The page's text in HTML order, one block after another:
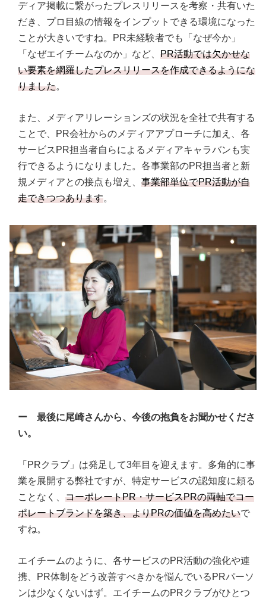
ディア掲載に繋がったプレスリリースを考察・共有いた
だき、プロ目線の情報をインプットできる環境になった
ことが大きいですね。PR未経験者でも「なぜ今か」
「なぜエイチームなのか」など、 PR活動では欠かせな
い要素を網羅したプレスリリースを作成できるようにな
りました。
また、メディアリレーションズの状況を全社で共有する
ことで、PR会社からのメディアアプローチに加え、各
サービスPR担当者自らによるメディアキャラバンも実
行できるようになりました。各事業部のPR担当者と新
規メディアとの接点も増え、 事業部単位でPR活動が自
走できつつあります。
ー 最後に尾崎さんから、今後の抱負をお聞かせくださ
い。
「PRクラブ」は発足して3年目を迎えます。多角的に事
業を展開する弊社ですが、特定サービスの認知度に頼る
ことなく、 コーポレートPR・サービスPRの両軸でコー
ポレートブランドを築き、よりPRの価値を高めたいで
すね。
エイチームのように、各サービスのPR活動の強化や連
携、PR体制をどう改善すべきかを悩んでいるPRパーソ
ンは少なくないはず。エイチームのPRクラブがひとつ